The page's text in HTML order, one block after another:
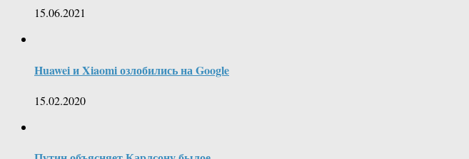
15.06.2021
Huawei и Xiaomi озлобились на Google
15.02.2020